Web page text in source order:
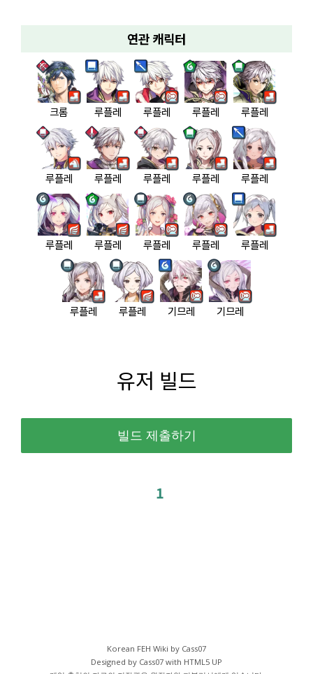
연관 캐릭터
크롬 루플레 루플레 루플레 루플레
루플레 루플레 루플레 루플레 루플레
루플레 루플레 루플레 루플레 루플레
루플레 루플레 기므레 기므레
유저 빌드
1
Korean FEH Wiki by Cass07
Designed by Cass07 with HTML5 UP